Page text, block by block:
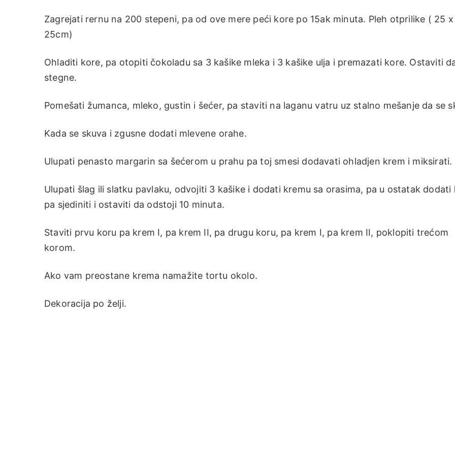
Zagrejati rernu na 200 stepeni, pa od ove mere peći kore po 15ak minuta. Pleh otprilike ( 25 x
25cm)
Ohladiti kore, pa otopiti čokoladu sa 3 kašike mleka i 3 kašike ulja i premazati kore. Ostaviti
stegne.
Pomešati žumanca, mleko, gustin i šećer, pa staviti na laganu vatru uz stalno mešanje da se
Kada se skuva i zgusne dodati mlevene orahe.
Ulupati penasto margarin sa šećerom u prahu pa toj smesi dodavati ohladjen krem i miksirati.
Ulupati šlag ili slatku pavlaku, odvojiti 3 kašike i dodati kremu sa orasima, pa u ostatak dodati
pa sjediniti i ostaviti da odstoji 10 minuta.
Staviti prvu koru pa krem I, pa krem II, pa drugu koru, pa krem I, pa krem II, poklopiti trećom
korom.
Ako vam preostane krema namažite tortu okolo.
Dekoracija po želji.